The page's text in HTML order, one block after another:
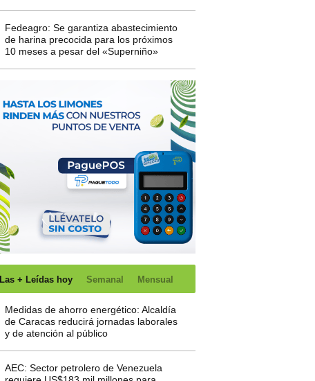
Fedeagro: Se garantiza abastecimiento
de harina precocida para los próximos
10 meses a pesar del «Superniño»
Las + Leídas hoy Semanal Mensual
Medidas de ahorro energético: Alcaldía
de Caracas reducirá jornadas laborales
y de atención al público
AEC: Sector petrolero de Venezuela